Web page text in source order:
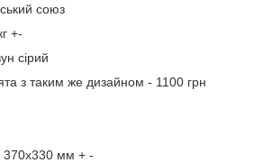
союз
+-
сірий
з таким же дизайном - 1100 грн
370x330 мм + -